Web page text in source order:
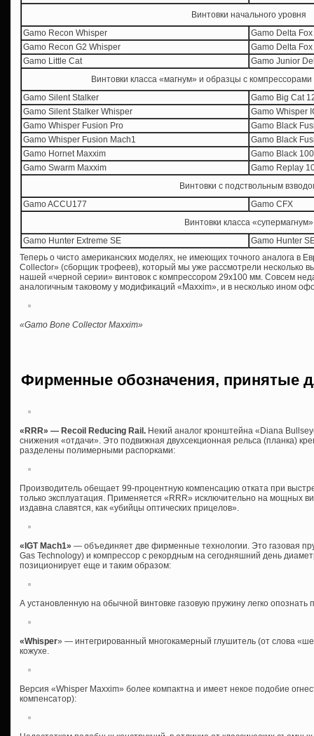
Винтовки начального уровня
Gamo Recon Whisper
Gamo Delta
Gamo Recon G2 Whisper
Gamo Delta
Gamo Little Cat
Gamo Junior
Винтовки класса «магнум» и образцы с
Gamo Silent Stalker
Gamo Big Cat
Gamo Silent Stalker Whisper
Gamo Whisper
Gamo Whisper Fusion Pro
Gamo Black
Gamo Whisper Fusion Mach1
Gamo Black
Gamo Hornet Maxxim
Gamo Black
Gamo Swarm Maxxim
Gamo Replay
Винтовки с подствольным
Gamo ACCU177
Gamo CFX
Винтовки класса «супермагнум»
Gamo Hunter Extreme SE
Gamo Hunter
Теперь о чисто американских моделях, не имеющих точного аналога в
Collector» (сборщик трофеев), который мы уже рассмотрели несколько
нашей «черной серии» винтовок с компрессором 29х100 мм. Совсем
аналогичным таковому у модификаций «Maxxim», и в несколько ином
«Gamo Bone Collector Maxxim»
Фирменные обозначения, принятые
«RRR» — Recoil Reducing Rail. Некий аналог кронштейна «Diana
снижения «отдачи». Это подвижная двухсекционная рельса (планка)
разделены полимерными распорками:
Производитель обещает 99-процентную компенсацию отката при
только эксплуатация. Применяется «RRR» исключительно на мощных
издавна славятся, как «убийцы оптических прицелов».
«IGT Mach1» — объединяет две фирменные технологии. Это газовая
Gas Technology) и компрессор с рекордным на сегодняшний день
позиционирует еще и таким образом:
А установленную на обычной винтовке газовую пружину легко опознать
«Whisper» — интегрированный многокамерный глушитель (от слова
кожухе.
Версия «Whisper Maxxim» более компактна и имеет некое подобие
компенсатор):